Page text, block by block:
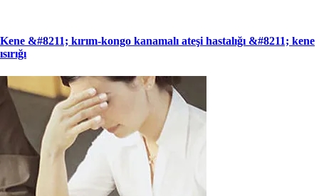
Kene &#8211; kırım-kongo kanamalı ateşi hastalığı &#8211; kene
ısırığı